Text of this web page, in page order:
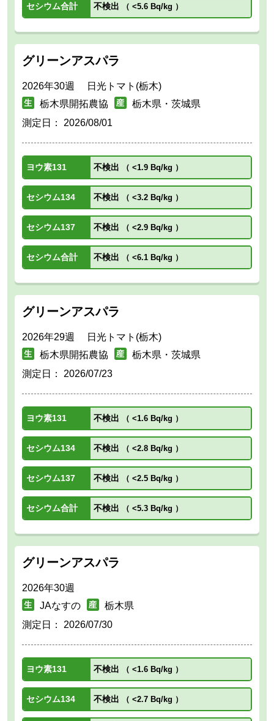
セシウム合計 不検出 （ <5.6 Bq/kg ）
グリーンアスパラ
2026年30週 日光トマト(栃木)
栃木県開拓農協
栃木県・茨城県
測定日： 2026/08/01
ヨウ素131 不検出 （ <1.9 Bq/kg ）
セシウム134 不検出 （ <3.2 Bq/kg ）
セシウム137 不検出 （ <2.9 Bq/kg ）
セシウム合計 不検出 （ <6.1 Bq/kg ）
グリーンアスパラ
2026年29週 日光トマト(栃木)
栃木県開拓農協
栃木県・茨城県
測定日： 2026/07/23
ヨウ素131 不検出 （ <1.6 Bq/kg ）
セシウム134 不検出 （ <2.8 Bq/kg ）
セシウム137 不検出 （ <2.5 Bq/kg ）
セシウム合計 不検出 （ <5.3 Bq/kg ）
グリーンアスパラ
2026年30週
JAなすの
栃木県
測定日： 2026/07/30
ヨウ素131 不検出 （ <1.6 Bq/kg ）
セシウム134 不検出 （ <2.7 Bq/kg ）